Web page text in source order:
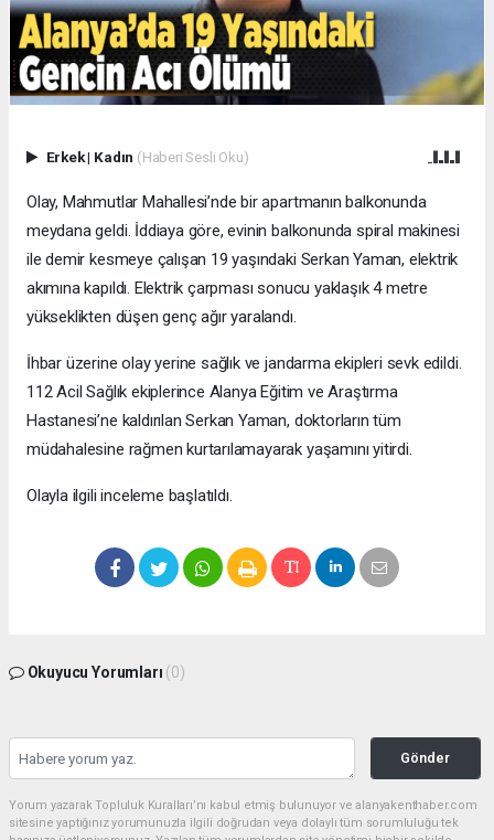
Erkek| Kadın (Haberi Sesli Oku)
Olay, Mahmutlar Mahallesi’nde bir apartmanın balkonunda
meydana geldi. İddiaya göre, evinin balkonunda spiral makinesi
ile demir kesmeye çalışan 19 yaşındaki Serkan Yaman, elektrik
akımına kapıldı. Elektrik çarpması sonucu yaklaşık 4 metre
yükseklikten düşen genç ağır yaralandı.
İhbar üzerine olay yerine sağlık ve jandarma ekipleri sevk edildi.
112 Acil Sağlık ekiplerince Alanya Eğitim ve Araştırma
Hastanesi’ne kaldırılan Serkan Yaman, doktorların tüm
müdahalesine rağmen kurtarılamayarak yaşamını yitirdi.
Olayla ilgili inceleme başlatıldı.
Okuyucu Yorumları (0)
Gönder
Yorum yazarak Topluluk Kuralları’nı kabul etmiş bulunuyor ve alanyakenthaber.com
sitesine yaptığınız yorumunuzla ilgili doğrudan veya dolaylı tüm sorumluluğu tek